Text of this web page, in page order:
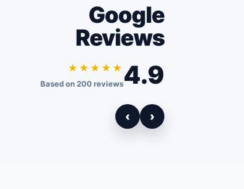
Google
Reviews
4.9
★★★★★
Based on 200 reviews
‹
›